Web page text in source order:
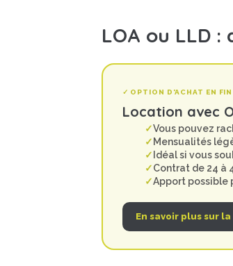
LOA ou LLD
✓ OPTION D'ACHAT EN
Location avec
Vous pouvez
Mensualités
Idéal si vous
Contrat de 24 à
Apport possible
En savoir plus sur la